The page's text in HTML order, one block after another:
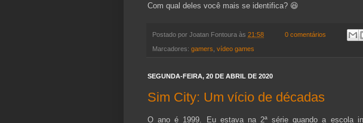
Com qual deles você mais se identifica? 😆
Postado por Joatan Fontoura às 21:58 0 comentários
Marcadores: gamers vídeo games
SEGUNDA-FEIRA, 20 DE ABRIL DE 2020
Sim City: Um vício de décadas
O ano é 1999. Eu estava na 2ª série quando a escola